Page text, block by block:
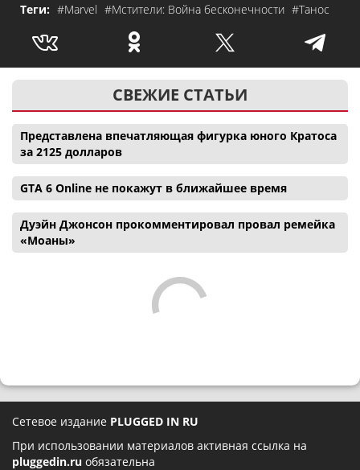
Теги: #Marvel #Мстители: Война бесконечности #Танос
СВЕЖИЕ СТАТЬИ
Представлена впечатляющая фигурка юного Кратоса
за 2125 долларов
GTA 6 Online не покажут в ближайшее время
Дуэйн Джонсон прокомментировал провал ремейка
«Моаны»
Сетевое издание PLUGGED IN RU
При использовании материалов активная ссылка на
pluggedin.ru обязательна